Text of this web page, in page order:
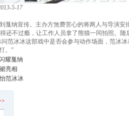
5-17
戛纳宣传。主办方煞费苦心的将两人与导演安
还不过瘾，让工作人员拿了熊猫一同拍照。随
范冰冰这部戏中是否会参与动作场面，范冰
。”
耀戛纳
亮相
范冰冰